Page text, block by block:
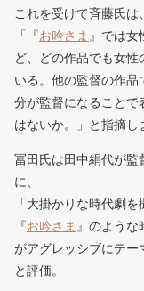
これを受けて斉藤氏は、
「『お吟さま 』では女
ど、どの作品でも女
いる。他の監督の作品
分が監督になることで
はないか。」と指摘し
冨田氏は田中絹代が監
に、
「大掛かりな時代劇
『お吟さま 』のような
がアグレッシブにテー
と評価。